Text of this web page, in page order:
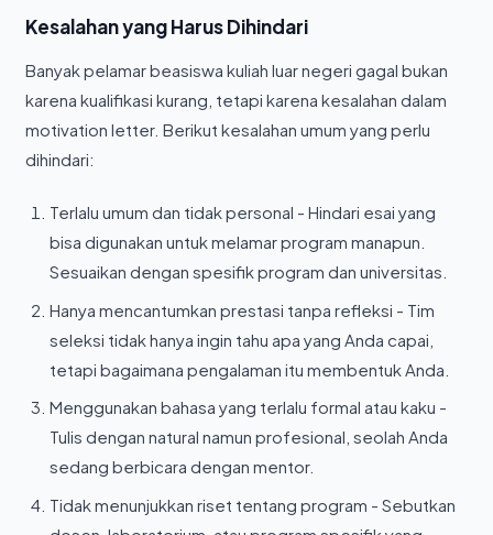
Kesalahan yang Harus Dihindari
Banyak pelamar beasiswa kuliah luar negeri gagal bukan
karena kualifikasi kurang, tetapi karena kesalahan dalam
motivation letter. Berikut kesalahan umum yang perlu
dihindari:
Terlalu umum dan tidak personal - Hindari esai yang
bisa digunakan untuk melamar program manapun.
Sesuaikan dengan spesifik program dan universitas.
Hanya mencantumkan prestasi tanpa refleksi - Tim
seleksi tidak hanya ingin tahu apa yang Anda capai,
tetapi bagaimana pengalaman itu membentuk Anda.
Menggunakan bahasa yang terlalu formal atau kaku -
Tulis dengan natural namun profesional, seolah Anda
sedang berbicara dengan mentor.
Tidak menunjukkan riset tentang program - Sebutkan